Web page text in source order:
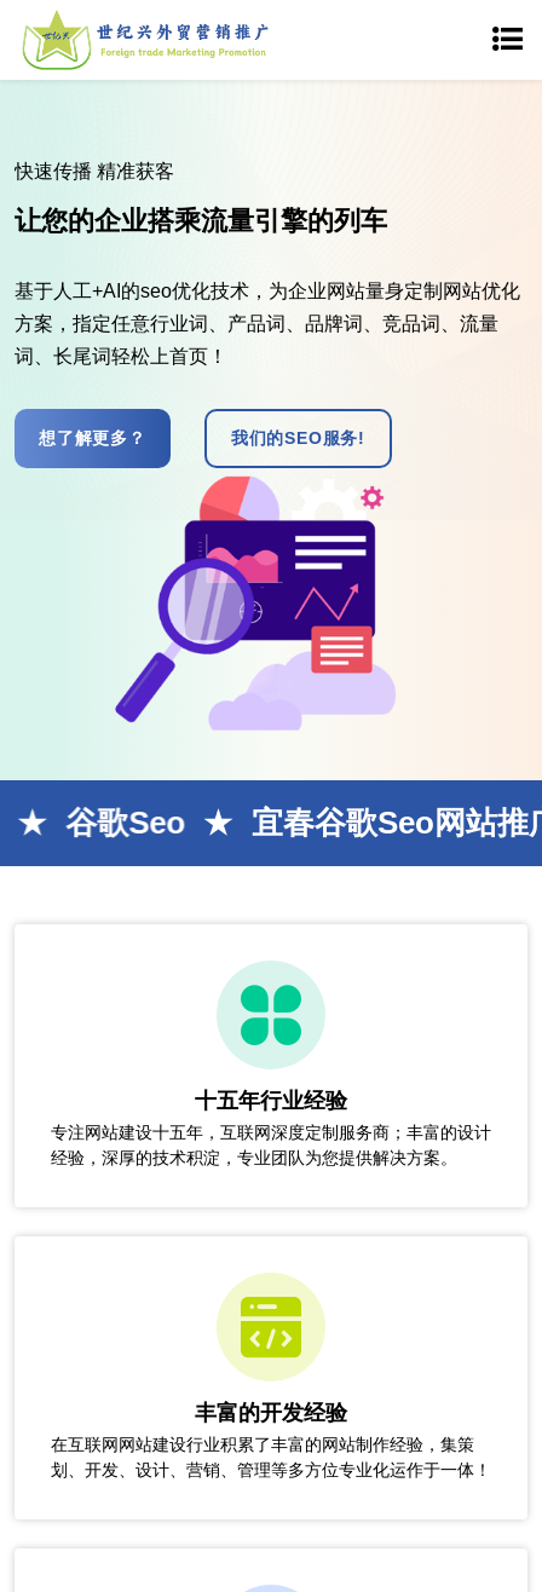
外贸品牌网站建设、PC+手
身定制高质量设计方案，让
马上咨询网站建设！ 获取互联网+方案!
谷歌seo 宜春谷歌seo网站推广
十五年行业经验
专注网站建设十五年，互联网深度定制服务商；丰富的设计
经验，深厚的技术积淀，专业团队为您提供解决方案。
丰富的开发经验
在互联网网站建设行业积累了丰富的网站制作经验，集策
划、开发、设计、营销、管理等多方位专业化运作于一体！